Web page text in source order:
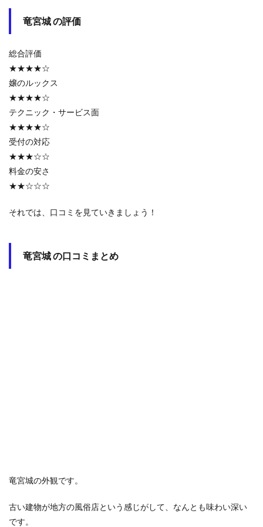
竜宮城 の評価
総合評価
★★★★☆
嬢のルックス
★★★★☆
テクニック・サービス面
★★★★☆
受付の対応
★★★☆☆
料金の安さ
★★☆☆☆
それでは、口コミを見ていきましょう！
竜宮城 の口コミまとめ
竜宮城の外観です。
古い建物が地方の風俗店という感じがして、なんとも味わい深い
です。